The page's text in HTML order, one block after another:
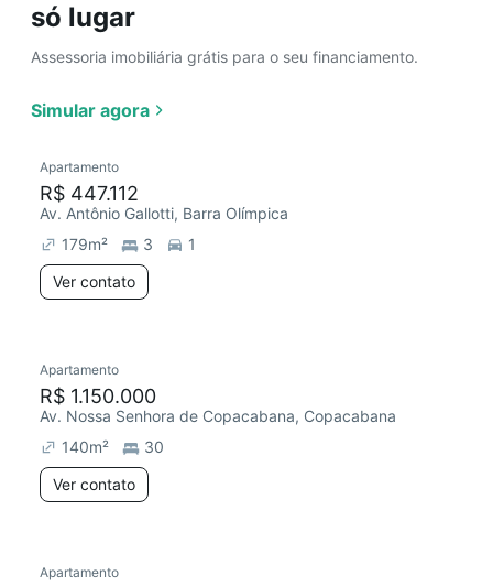
só lugar
Assessoria imobiliária grátis para o seu financiamento.
Simular agora
Apartamento
R$ 447.112
Av. Antônio Gallotti, Barra Olímpica
179m² 3
1
Ver contato
Apartamento
R$ 1.150.000
Av. Nossa Senhora de Copacabana, Copacabana
140m²
30
Ver contato
Apartamento